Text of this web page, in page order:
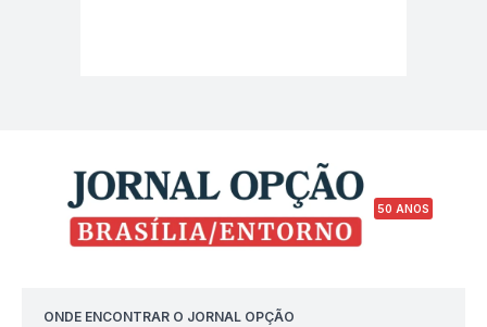
50 ANOS
ONDE ENCONTRAR O JORNAL OPÇÃO